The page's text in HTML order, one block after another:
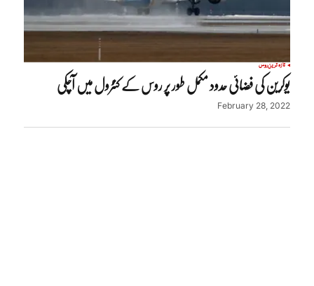
تازہ ترینروس
یوکرین کی فضائی حدود مکمل طور پر روس کے کنٹرول میں آچکی
February 28, 2022